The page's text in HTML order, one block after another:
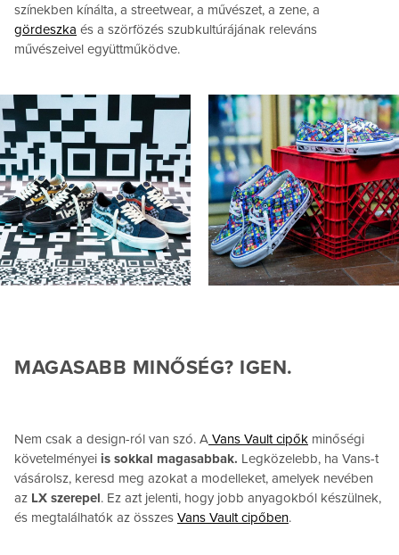
színekben kínálta, a streetwear, a művészet, a zene, a
gördeszka és a szörfözés szubkultúrájának releváns
művészeivel együttműködve.
MAGASABB MINŐSÉG? IGEN.
Nem csak a design-ról van szó. A Vans Vault cipők minőségi
követelményei is sokkal magasabbak. Legközelebb, ha Vans-t
vásárolsz, keresd meg azokat a modelleket, amelyek nevében
az LX szerepel. Ez azt jelenti, hogy jobb anyagokból készülnek,
és megtalálhatók az összes Vans Vault cipőben.